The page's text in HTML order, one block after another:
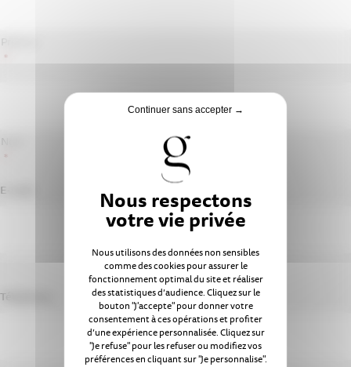
Prénom
*
Nom
*
E-mail
Téléphone
Nous utilisons des données non sensibles
comme des cookies pour assurer le
fonctionnement optimal du site et réaliser
des statistiques d’audience. Cliquez sur le
bouton "J'accepte" pour donner votre
consentement à ces opérations et profiter
d’une expérience personnalisée. Cliquez sur
"Je refuse" pour les refuser ou modifiez vos
préférences en cliquant sur "Je personnalise".
Continuer sans accepter →